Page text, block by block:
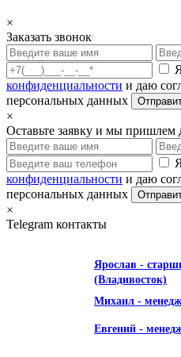
×
Заказать звонок
конфиденциальности и даю
персональных данных
×
Оставьте заявку и мы пришлем
конфиденциальности и даю
персональных данных
×
Telegram контакты
Ярослав -
(Владивосток)
Михаил -
Евгений -